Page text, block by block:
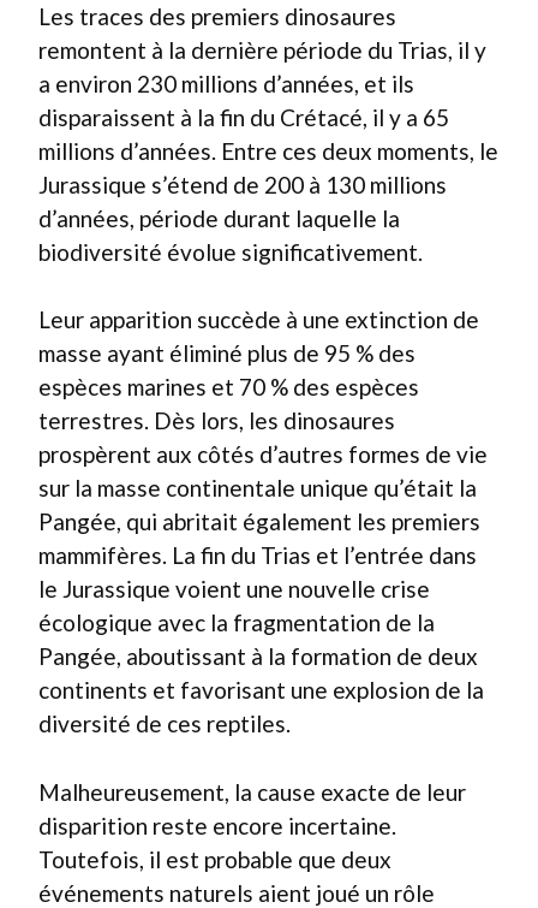
Les traces des premiers dinosaures
remontent à la dernière période du Trias, il y
a environ 230 millions d’années, et ils
disparaissent à la fin du Crétacé, il y a 65
millions d’années. Entre ces deux moments, le
Jurassique s’étend de 200 à 130 millions
d’années, période durant laquelle la
biodiversité évolue significativement.
Leur apparition succède à une extinction de
masse ayant éliminé plus de 95 % des
espèces marines et 70 % des espèces
terrestres. Dès lors, les dinosaures
prospèrent aux côtés d’autres formes de vie
sur la masse continentale unique qu’était la
Pangée, qui abritait également les premiers
mammifères. La fin du Trias et l’entrée dans
le Jurassique voient une nouvelle crise
écologique avec la fragmentation de la
Pangée, aboutissant à la formation de deux
continents et favorisant une explosion de la
diversité de ces reptiles.
Malheureusement, la cause exacte de leur
disparition reste encore incertaine.
Toutefois, il est probable que deux
événements naturels aient joué un rôle